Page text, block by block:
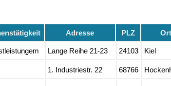
Adresse PLZ Ort
Lange Reihe 21-23 24103 Kiel
1. Industriestr. 22 68766